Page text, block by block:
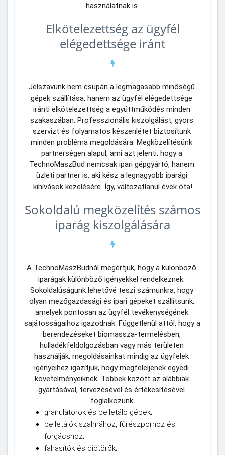
használatnak is.
Elkötelezettség az ügyfél
elégedettsége iránt
Jelszavunk nem csupán a legmagasabb minőségű
gépek szállítása, hanem az ügyfél elégedettsége
iránti elkötelezettség a együttműködés minden
szakaszában. Professzionális kiszolgálást, gyors
szervizt és folyamatos készenlétet biztosítunk
minden probléma megoldására. Megközelítésünk
partnerségen alapul, ami azt jelenti, hogy a
TechnoMaszBud nemcsak ipari gépgyártó, hanem
üzleti partner is, aki kész a legnagyobb iparági
kihívások kezelésére. Így, változatlanul évek óta!
Sokoldalú megközelítés számos
iparág kiszolgálására
A TechnoMaszBudnál megértjük, hogy a különböző
iparágak különböző igényekkel rendelkeznek.
Sokoldalúságunk lehetővé teszi számunkra, hogy
olyan mezőgazdasági és ipari gépeket szállítsunk,
amelyek pontosan az ügyfél tevékenységének
sajátosságaihoz igazodnak. Függetlenül attól, hogy a
berendezéseket biomassza-termelésben,
hulladékfeldolgozásban vagy más területen
használják, megoldásainkat mindig az ügyfelek
igényeihez igazítjuk, hogy megfeleljenek egyedi
követelményeiknek. Többek között az alábbiak
gyártásával, tervezésével és értékesítésével
foglalkozunk:
granulátorok és pelletáló gépek;
pelletálók szalmához, fűrészporhoz és
forgácshoz;
fahasítók és diótörők;